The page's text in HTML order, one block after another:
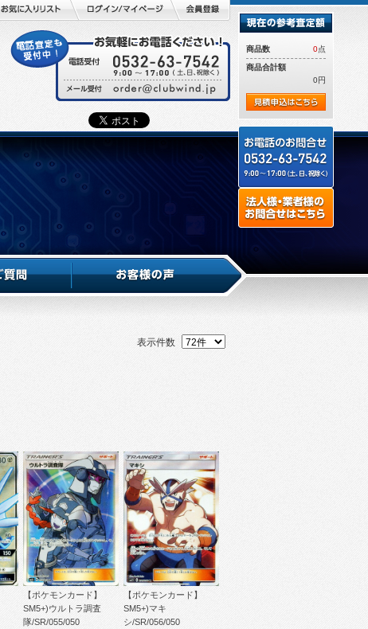
表示件数
【ポケモンカード】
SM5+)ウルトラ調査
隊/SR/055/050
【ポケモンカード】
SM5+)マキ
シ/SR/056/050
商品数 0点
商品合計額
0円